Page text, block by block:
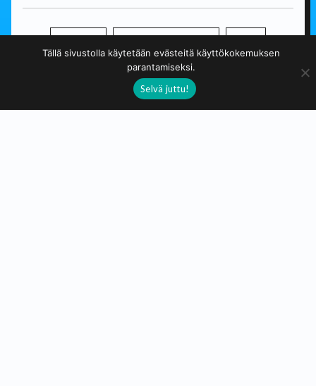
perinteistä taidetta
söpö
Tällä sivustolla käytetään evästeitä käyttökokemuksen
parantamiseksi.
Selvä juttu!